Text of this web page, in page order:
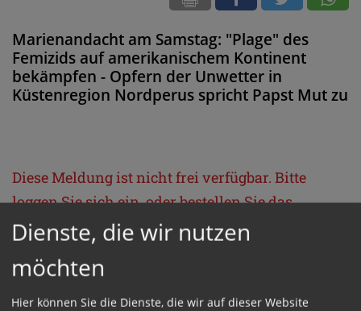
Marienandacht am Samstag: "Plage" des
Femizids auf amerikanischem Kontinent
bekämpfen - Opfern der Unwetter in
Küstenregion Nordperus spricht Papst Mut zu
Diese Meldung ist nicht frei verfügbar. Bitte
loggen Sie sich ein, oder bestellen Sie das
ProduktKathpress_online.
GESCHÜTZTER BEREICH
Dienste, die wir nutzen
möchten
Hier können Sie die Dienste, die wir auf dieser Website